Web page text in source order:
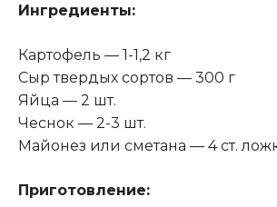
Ингредиенты:
Картофель — 1-1,2 кг
Сыр твердых сортов — 300 г
Яйца — 2 шт.
Чеснок — 2-3 шт.
Майонез или сметана — 4 ст.
Приготовление: